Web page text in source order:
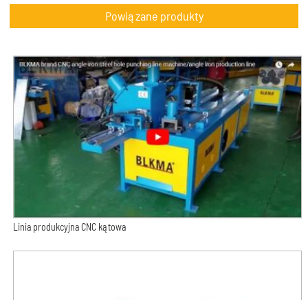
Powiązane produkty
Linia produkcyjna CNC kątowa